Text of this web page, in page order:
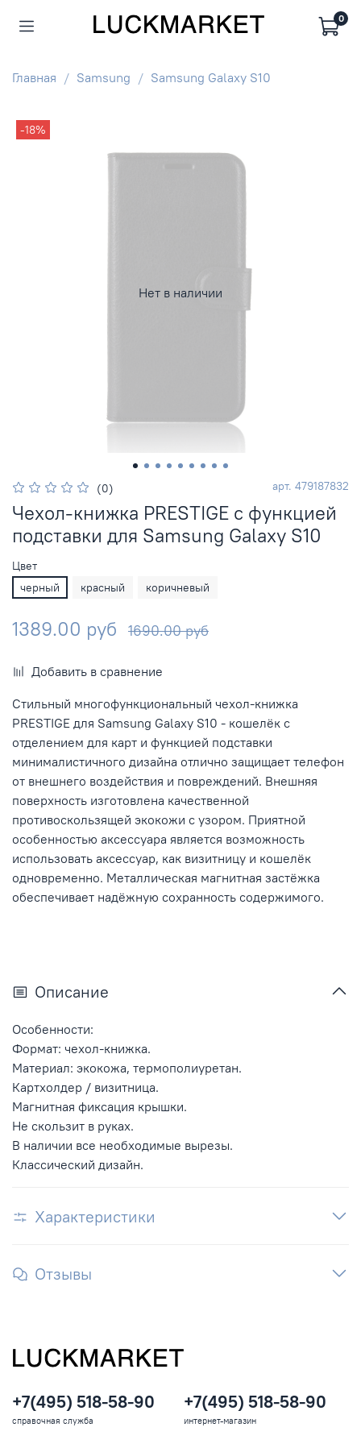
0
Главная Samsung Samsung Galaxy S10
Нет в наличии
-18%
(0) арт. 479187832
Чехол-книжка PRESTIGE с функцией
подставки для Samsung Galaxy S10
Цвет
черный
красный коричневый
1389.00 руб 1690.00 руб
Добавить в сравнение
Стильный многофункциональный чехол-книжка
PRESTIGE для Samsung Galaxy S10 - кошелёк с
отделением для карт и функцией подставки
минималистичного дизайна отлично защищает телефон
от внешнего воздействия и повреждений. Внешняя
поверхность изготовлена качественной
противоскользящей экокожи с узором. Приятной
особенностью аксессуара является возможность
использовать аксессуар, как визитницу и кошелёк
одновременно. Металлическая магнитная застёжка
обеспечивает надёжную сохранность содержимого.
Описание
Особенности:
Формат: чехол-книжка.
Материал: экокожа, термополиуретан.
Картхолдер / визитница.
Магнитная фиксация крышки.
Не скользит в руках.
В наличии все необходимые вырезы.
Классический дизайн.
Характеристики
Отзывы
+7(495) 518-58-90
справочная служба
+7(495) 518-58-90
интернет-магазин